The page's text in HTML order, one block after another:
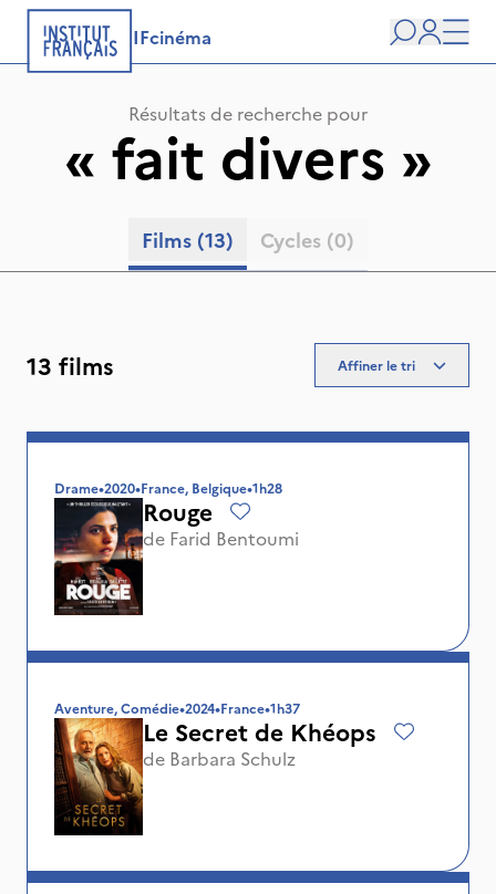
IFcinéma
user
Résultats de recherche pour
« fait divers »
Films (13) Cycles (0)
13 films Affiner le tri
Drame•2020•France, Belgique•1h28
Rouge
de Farid Bentoumi
Aventure, Comédie•2024•France•1h37
Le Secret de Khéops
de Barbara Schulz